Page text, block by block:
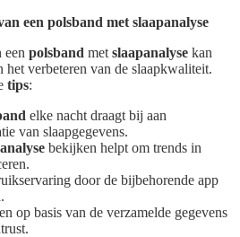
een polsband met slaapanalyse
een polsband met slaapanalyse kan
verbeteren van de slaapkwaliteit.
tips:
elke nacht draagt bij aan
van slaapgegevens.
bekijken helpt om trends in
door de bijbehorende app
op basis van de verzamelde gegevens